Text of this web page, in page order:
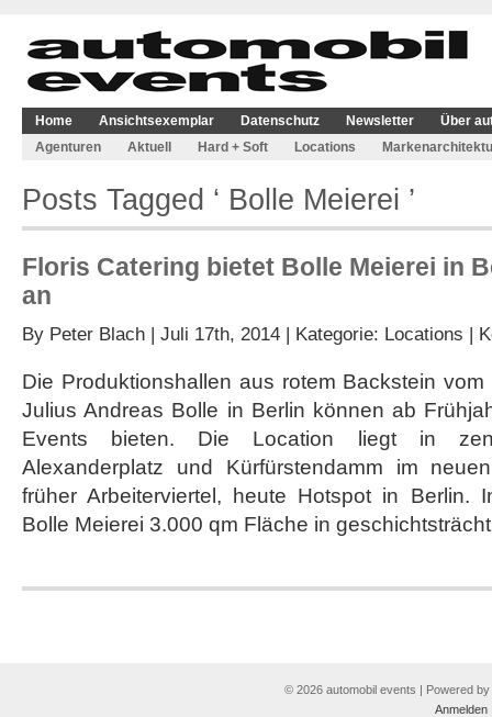
Home Ansichtsexemplar Datenschutz Newsletter
Über
Agenturen
Aktuell Hard + Soft Locations
Posts Tagged ‘ Bolle Meierei ’
Floris Catering bietet Bolle Meierei in
an
By Peter Blach | Juli 17th, 2014 | Kategorie: Locations |
Die Produktionshallen aus rotem Backstein
Julius Andreas Bolle in Berlin können ab
Events bieten. Die Location liegt in
Alexanderplatz und Kürfürstendamm im
früher Arbeiterviertel, heute Hotspot in Berlin.
Bolle Meierei 3.000 qm Fläche in
© 2026 automobil events | Powered by
Anmelden|